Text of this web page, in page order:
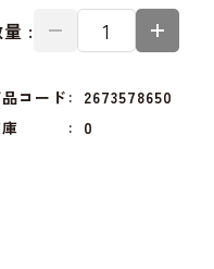
:
コード
2673578650
0